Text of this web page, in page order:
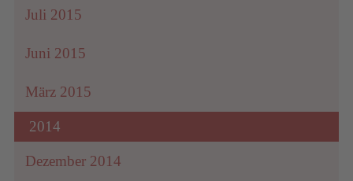
Juli 2015
Juni 2015
März 2015
2014
Dezember 2014